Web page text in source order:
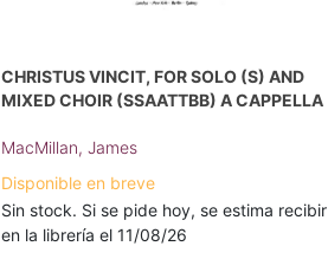
CHRISTUS VINCIT, FOR SOLO (S) AND
MIXED CHOIR (SSAATTBB) A CAPPELLA
MacMillan, James
Disponible en breve
Sin stock. Si se pide hoy, se estima recibir
en la librería el 11/08/26